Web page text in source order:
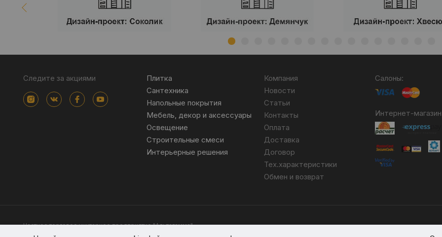
Следите за акциями
Плитка
Сантехника
Напольные покрытия
Мебель, декор и аксессуары
Освещение
Строительные смеси
Интерьерные решения
Компания
Новости
Статьи
Контакты
Оплата
Доставка
Договор
Тех.характеристики
Обмен и возврат
Салоны:
Интернет-
Частное торговое унитарное предприятие "Альтагамма".